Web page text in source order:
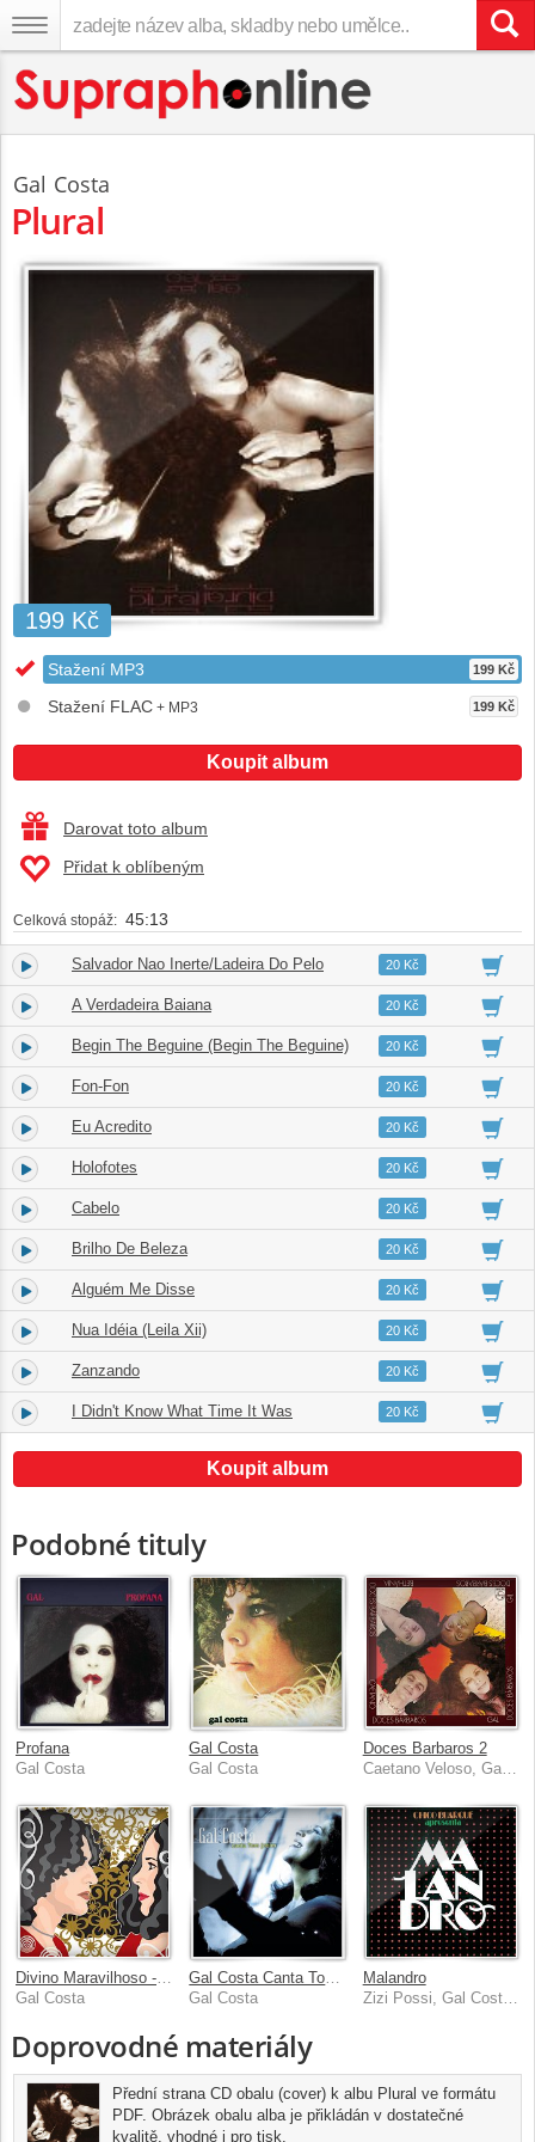
Gal Costa
Plural
199 Kč
Stažení MP3 199 Kč
Stažení FLAC + MP3 199 Kč
Koupit album
Darovat toto album
Přidat k oblíbeným
Celková stopáž: 45:13
1. Salvador Nao Inerte/Ladeira Do Pelo 02:5020 Kč
2. A Verdadeira Baiana 03:3020 Kč
3. Begin The Beguine (Begin The Beguine) 04:1320 Kč
4. Fon-Fon 03:0520 Kč
5. Eu Acredito 04:1320 Kč
6. Holofotes 04:0720 Kč
7. Cabelo 03:3020 Kč
8. Brilho De Beleza 05:0220 Kč
9. Alguém Me Disse 03:3020 Kč
10. Nua Idéia (Leila Xii) 03:0220 Kč
11. Zanzando 03:3020 Kč
12. I Didn't Know What Time It Was 04:4120 Kč
Koupit album
Podobné tituly
Profana
Gal Costa
Gal Costa
Gal Costa
Doces Barbaros 2
Caetano Veloso, Gal Costa, Gilberto Gil, Maria Bethania
Divino Maravilhoso - Gal Costa Interpreta Caetano Veloso (CD 1)
Gal Costa
Gal Costa Canta Tom Jobim
Gal Costa
Malandro
Zizi Possi, Gal Costa, Paulinho Da Viola, Elba Ramalho, Latorraca Ney, Bebel
Doprovodné materiály
Přední strana CD obalu (cover) k albu Plural ve formátu
PDF. Obrázek obalu alba je přikládán v dostatečné
kvalitě, vhodné i pro tisk.